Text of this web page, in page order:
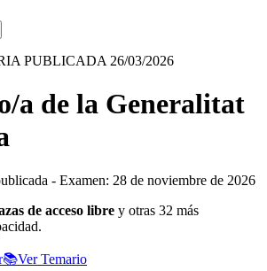
PUBLICADA 26/03/2026
a de la Generalitat
- Examen: 28 de noviembre de 2026
de acceso libre y otras 32 más
📚Ver Temario